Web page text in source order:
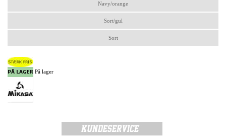
Navy/orange
Sort/gul
Sort
På lager